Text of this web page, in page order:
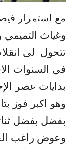
مع استمرار
وغياث
تتحول الى
وهو اكبر فوز
بفضل بفضل
وعوض راغب